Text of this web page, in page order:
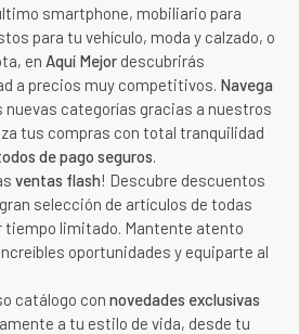
smartphone, mobiliario para
para tu vehículo, moda y calzado, o
en Aquí Mejor descubrirás
a precios muy competitivos. Navega
nuevas categorías gracias a nuestros
tus compras con total tranquilidad
de pago seguros.
ventas flash! Descubre descuentos
selección de artículos de todas
tiempo limitado. Mantente atento
oportunidades y equiparte al
catálogo con novedades exclusivas
a tu estilo de vida, desde tu